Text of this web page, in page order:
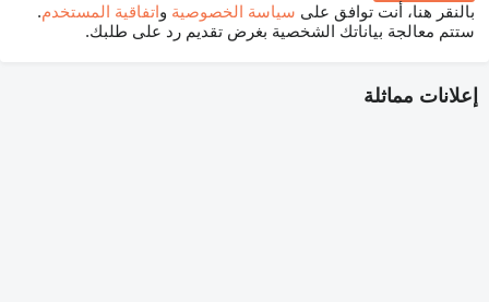
بالنقر هنا، أنت توافق على سياسة الخصوصية واتفاقية المستخدم.
ستتم معالجة بياناتك الشخصية بغرض تقديم رد على طلبك.
إعلانات مماثلة